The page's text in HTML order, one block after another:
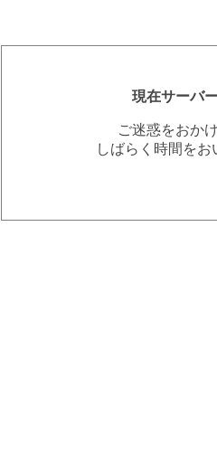
現在サーバ
ご迷惑をおか
しばらく時間を